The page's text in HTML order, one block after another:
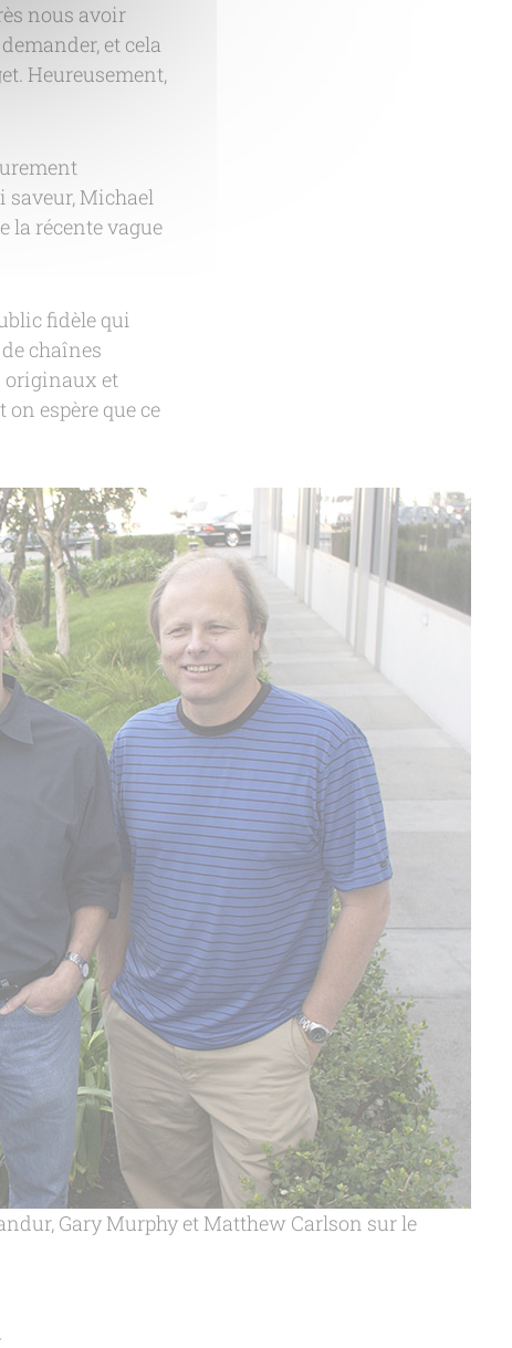
nous avoir
et cela
Heureusement,
saveur, Michael
la récente vague
fidèle qui
chaînes
originaux et
on espère que ce
Gary Murphy et Matthew Carlson sur le